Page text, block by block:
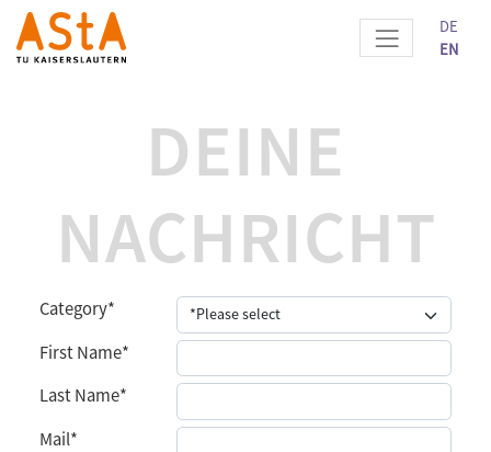
DE
EN
DEINE
NACHRICHT
Category*
First Name*
Last Name*
Mail*